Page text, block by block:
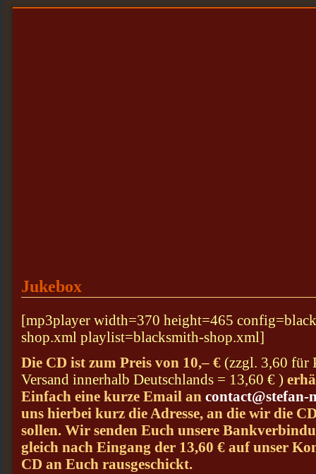
Jukebox
[mp3player width=370 height=465
shop.xml playlist=blacksmith-shop.xml]
Die CD ist zum Preis von 10,– € (zzgl. 3,60 für
Versand innerhalb Deutschlands = 13,60 € )
Einfach eine kurze Email an contact@stefan-
uns hierbei kurz die Adresse, an die wir die
sollen. Wir senden Euch unsere
gleich nach Eingang der 13,60 € auf unser
CD an Euch rausgeschickt.